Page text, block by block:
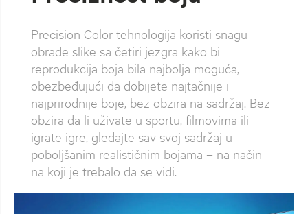
Precision Color tehnologija koristi snagu
obrade slike sa četiri jezgra kako bi
reprodukcija boja bila najbolja moguća,
obezbeđujući da dobijete najtačnije i
najprirodnije boje, bez obzira na sadržaj. Bez
obzira da li uživate u sportu, filmovima ili
igrate igre, gledajte sav svoj sadržaj u
poboljšanim realističnim bojama – na način
na koji je trebalo da se vidi.